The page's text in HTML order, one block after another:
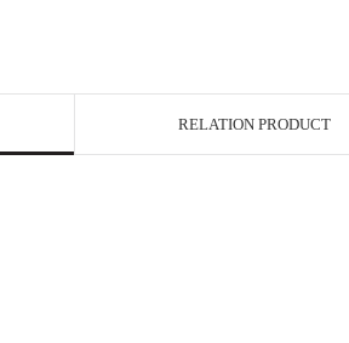
RELATION PRODUCT